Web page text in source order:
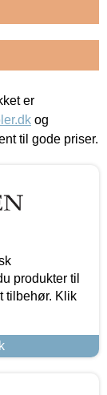
er
og
til gode priser.
produkter til
tilbehør. Klik